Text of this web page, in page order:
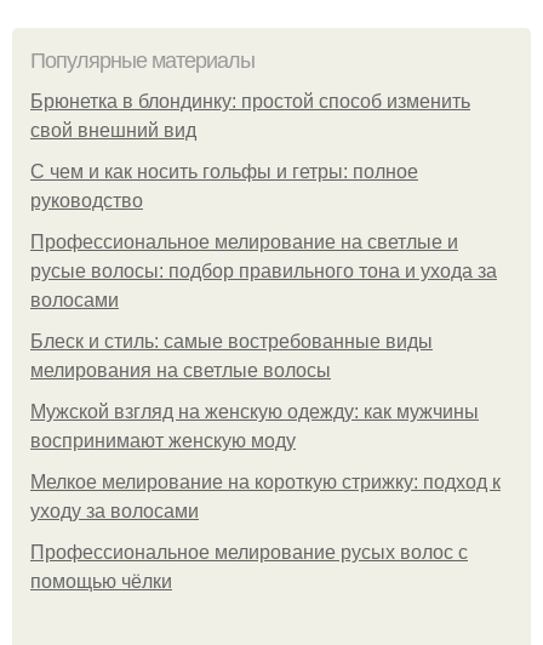
Популярные материалы
Брюнетка в блондинку: простой способ изменить
свой внешний вид
С чем и как носить гольфы и гетры: полное
руководство
Профессиональное мелирование на светлые и
русые волосы: подбор правильного тона и ухода за
волосами
Блеск и стиль: самые востребованные виды
мелирования на светлые волосы
Мужской взгляд на женскую одежду: как мужчины
воспринимают женскую моду
Мелкое мелирование на короткую стрижку: подход к
уходу за волосами
Профессиональное мелирование русых волос с
помощью чёлки